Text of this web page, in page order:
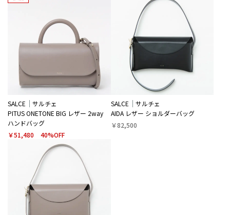
SALCE
サルチェ
PITUS ONETONE BIG レザー 2way
ハンドバッグ
￥51,480
40%OFF
SALCE
サルチェ
AIDA レザー ショルダーバッグ
￥82,500